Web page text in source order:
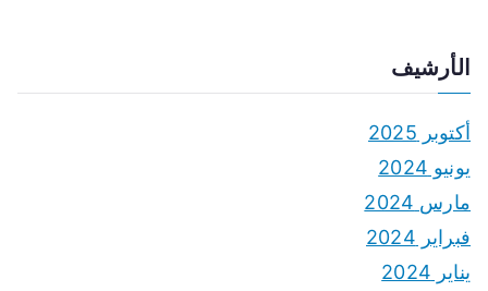
الأرشيف
أكتوبر 2025
يونيو 2024
مارس 2024
فبراير 2024
يناير 2024